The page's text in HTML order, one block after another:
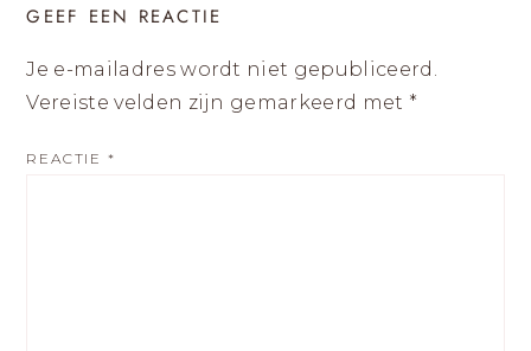
GEEF EEN REACTIE
Je e-mailadres wordt niet gepubliceerd.
Vereiste velden zijn gemarkeerd met *
REACTIE *